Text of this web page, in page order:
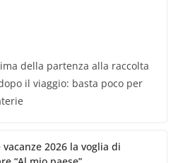
della partenza alla raccolta
il viaggio: basta poco per
vacanze 2026 la voglia di